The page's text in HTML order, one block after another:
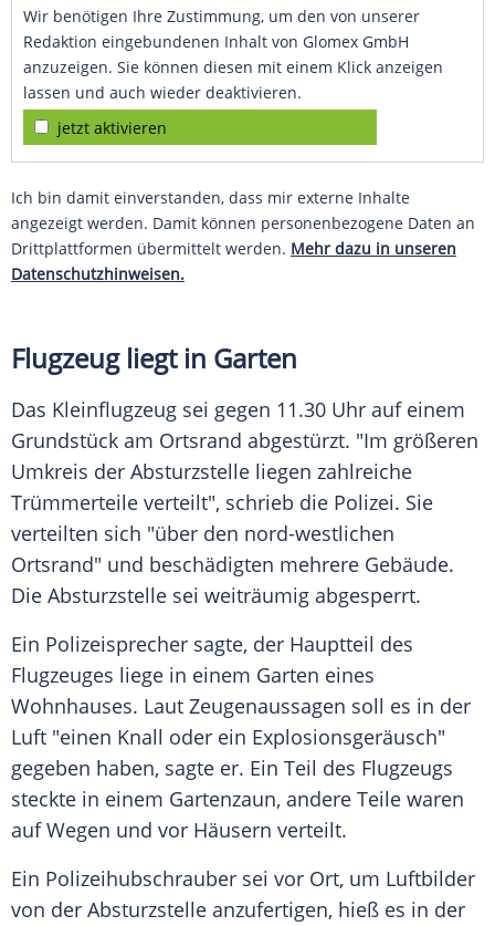
Wir benötigen Ihre Zustimmung, um den von unserer
Redaktion eingebundenen Inhalt von Glomex GmbH
anzuzeigen. Sie können diesen mit einem Klick anzeigen
lassen und auch wieder deaktivieren.
jetzt aktivieren
Ich bin damit einverstanden, dass mir externe Inhalte
angezeigt werden. Damit können personenbezogene Daten an
Drittplattformen übermittelt werden. Mehr dazu in unseren
Datenschutzhinweisen.
Flugzeug liegt in Garten
Das Kleinflugzeug sei gegen 11.30 Uhr auf einem
Grundstück am Ortsrand abgestürzt. "Im größeren
Umkreis der Absturzstelle liegen zahlreiche
Trümmerteile verteilt", schrieb die Polizei. Sie
verteilten sich "über den nord-westlichen
Ortsrand" und beschädigten mehrere Gebäude.
Die Absturzstelle sei weiträumig abgesperrt.
Ein Polizeisprecher sagte, der Hauptteil des
Flugzeuges liege in einem Garten eines
Wohnhauses. Laut Zeugenaussagen soll es in der
Luft "einen Knall oder ein Explosionsgeräusch"
gegeben haben, sagte er. Ein Teil des Flugzeugs
steckte in einem Gartenzaun, andere Teile waren
auf Wegen und vor Häusern verteilt.
Ein Polizeihubschrauber sei vor Ort, um Luftbilder
von der Absturzstelle anzufertigen, hieß es in der